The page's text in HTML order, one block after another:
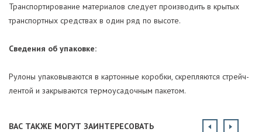
Транспортирование материалов следует производить в крытых
транспортных средствах в один ряд по высоте.
Сведения об упаковке:
Рулоны упаковываются в картонные коробки, скрепляются стрейч-
лентой и закрываются термоусадочным пакетом.
ВАС ТАКЖЕ МОГУТ ЗАИНТЕРЕСОВАТЬ